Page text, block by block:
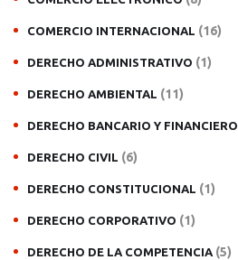
COMERCIO INTERNACIONAL (16)
DERECHO ADMINISTRATIVO (1)
DERECHO AMBIENTAL (11)
DERECHO BANCARIO Y FINANCIERO
DERECHO CIVIL (6)
DERECHO CONSTITUCIONAL (1)
DERECHO CORPORATIVO (1)
DERECHO DE LA COMPETENCIA (5)